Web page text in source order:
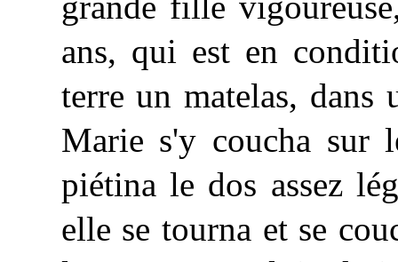
ans, qui est en
terre un matelas,
Marie s'y coucha sur
piétina le dos assez
elle se tourna et se